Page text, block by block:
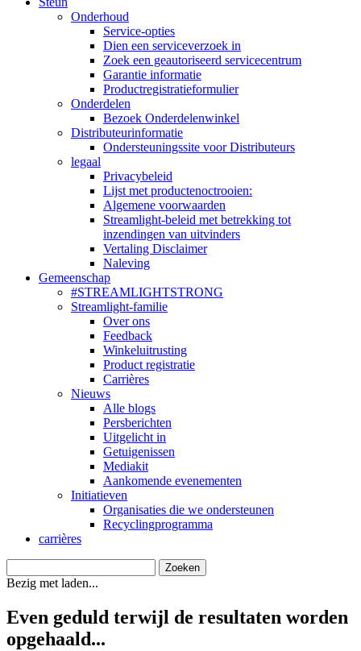
Onderhoud
Service-opties
Dien een serviceverzoek in
Zoek een geautoriseerd servicecentrum
Garantie informatie
Productregistratieformulier
Onderdelen
Bezoek Onderdelenwinkel
Distributeurinformatie
Ondersteuningssite voor Distributeurs
legaal
Privacybeleid
Lijst met productenoctrooien:
Algemene voorwaarden
Streamlight-beleid met betrekking tot
inzendingen van uitvinders
Vertaling Disclaimer
Naleving
Gemeenschap
#STREAMLIGHTSTRONG
Streamlight-familie
Over ons
Feedback
Winkeluitrusting
Product registratie
Carrières
Nieuws
Alle blogs
Persberichten
Uitgelicht in
Getuigenissen
Mediakit
Aankomende evenementen
Initiatieven
Organisaties die we ondersteunen
Recyclingprogramma
carrières
Bezig met laden...
Even geduld terwijl de resultaten worden
opgehaald...